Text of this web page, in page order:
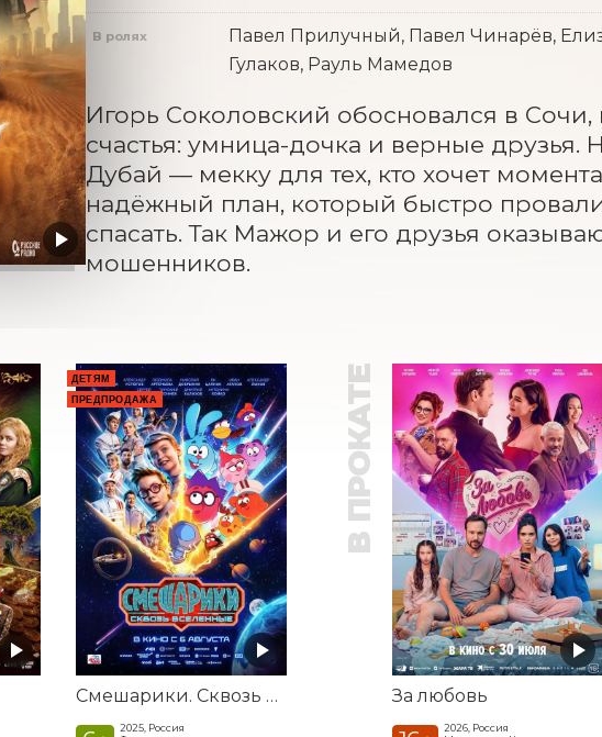
В ролях
Павел Прилучный, Павел Чинарёв,
Гулаков, Рауль Мамедов
Игорь Соколовский обосновался в Сочи,
счастья: умница-дочка и верные друзья.
Дубай — мекку для тех, кто хочет
надёжный план, который быстро
спасать. Так Мажор и его друзья
мошенников.
ДЕТЯМ
ПРЕДПРОДАЖА
Смешарики. Сквозь вселенные
2025, Россия
В ПРОКАТЕ
За любовь
2026, Россия